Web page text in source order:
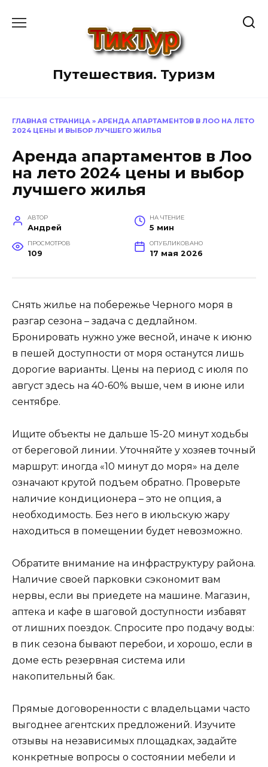
Путешествия. Туризм
ГЛАВНАЯ СТРАНИЦА » АРЕНДА АПАРТАМЕНТОВ В ЛОО НА ЛЕТО
2024 ЦЕНЫ И ВЫБОР ЛУЧШЕГО ЖИЛЬЯ
Аренда апартаментов в Лоо
на лето 2024 цены и выбор
лучшего жилья
АВТОР
Андрей
НА ЧТЕНИЕ
5 мин
ПРОСМОТРОВ
109
ОПУБЛИКОВАНО
17 мая 2026
Снять жилье на побережье Черного моря в
разгар сезона – задача с дедлайном.
Бронировать нужно уже весной, иначе к июню
в пешей доступности от моря останутся лишь
дорогие варианты. Цены на период с июля по
август здесь на 40-60% выше, чем в июне или
сентябре.
Ищите объекты не дальше 15-20 минут ходьбы
от береговой линии. Уточняйте у хозяев точный
маршрут: иногда «10 минут до моря» на деле
означают крутой подъем обратно. Проверьте
наличие кондиционера – это не опция, а
необходимость. Без него в июльскую жару
находиться в помещении будет невозможно.
Обратите внимание на инфраструктуру района.
Наличие своей парковки сэкономит вам
нервы, если вы приедете на машине. Магазин,
аптека и кафе в шаговой доступности избавят
от лишних поездок. Спросите про подачу воды:
в пик сезона бывают перебои, и хорошо, если в
доме есть резервная система или
накопительный бак.
Прямые договоренности с владельцами часто
выгоднее агентских предложений. Изучите
отзывы на независимых площадках, задайте
конкретные вопросы о состоянии мебели и